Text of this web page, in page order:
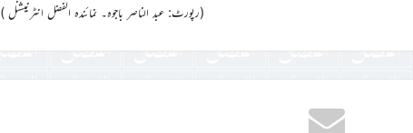
(رپورٹ: عبد الناصر باجوہ۔ نمائندہ الفضل انٹرنیشنل )